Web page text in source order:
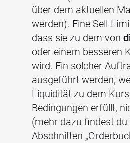
über dem aktuellen
werden). Eine Sell-
dass sie zu dem von
oder einem besseren
wird. Ein solcher
ausgeführt werden,
Liquidität zu dem
Bedingungen erfüllt,
(mehr dazu findest du
Abschnitten